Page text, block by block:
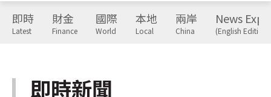
即時
Latest
財金
Finance
國際
World
本地
Local
兩岸
China
News
(English Edition)
即時新聞